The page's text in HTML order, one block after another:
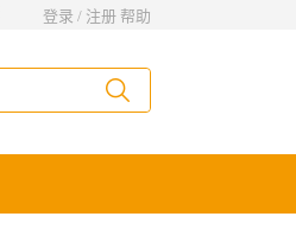
登录 / 注册 帮助